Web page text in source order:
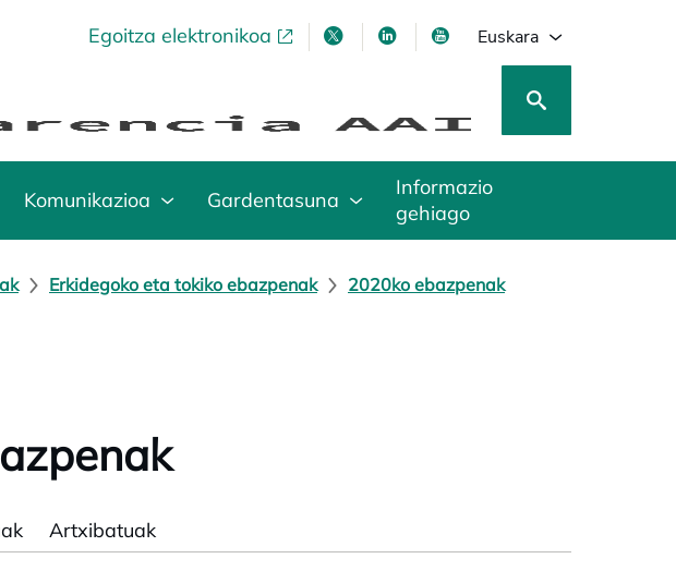
Egoitza elektronikoaopens in a new tabopens in a new tab
opens in a new tab
opens in a new tab
Euskara
Komunikazioa Gardentasuna
Informazio
gehiago
Erkidegoko eta tokiko ebazpenak 2020ko ebazpenak
Artxibatuak